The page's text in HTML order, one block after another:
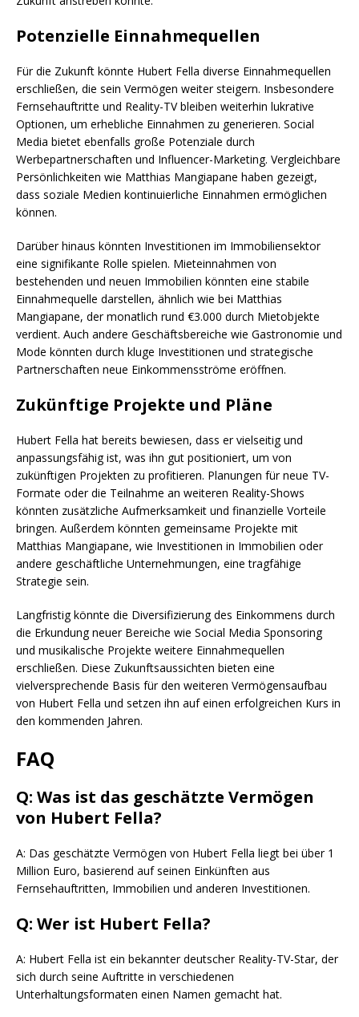
Potenzielle Einnahmequellen
Für die Zukunft könnte Hubert Fella diverse Einnahmequellen
erschließen, die sein Vermögen weiter steigern. Insbesondere
Fernsehauftritte und Reality-TV bleiben weiterhin lukrative
Optionen, um erhebliche Einnahmen zu generieren. Social
Media bietet ebenfalls große Potenziale durch
Werbepartnerschaften und Influencer-Marketing. Vergleichbare
Persönlichkeiten wie Matthias Mangiapane haben gezeigt,
dass soziale Medien kontinuierliche Einnahmen ermöglichen
können.
Darüber hinaus könnten Investitionen im Immobiliensektor
eine signifikante Rolle spielen. Mieteinnahmen von
bestehenden und neuen Immobilien könnten eine stabile
Einnahmequelle darstellen, ähnlich wie bei Matthias
Mangiapane, der monatlich rund €3.000 durch Mietobjekte
verdient. Auch andere Geschäftsbereiche wie Gastronomie und
Mode könnten durch kluge Investitionen und strategische
Partnerschaften neue Einkommensströme eröffnen.
Zukünftige Projekte und Pläne
Hubert Fella hat bereits bewiesen, dass er vielseitig und
anpassungsfähig ist, was ihn gut positioniert, um von
zukünftigen Projekten zu profitieren. Planungen für neue TV-
Formate oder die Teilnahme an weiteren Reality-Shows
könnten zusätzliche Aufmerksamkeit und finanzielle Vorteile
bringen. Außerdem könnten gemeinsame Projekte mit
Matthias Mangiapane, wie Investitionen in Immobilien oder
andere geschäftliche Unternehmungen, eine tragfähige
Strategie sein.
Langfristig könnte die Diversifizierung des Einkommens durch
die Erkundung neuer Bereiche wie Social Media Sponsoring
und musikalische Projekte weitere Einnahmequellen
erschließen. Diese Zukunftsaussichten bieten eine
vielversprechende Basis für den weiteren Vermögensaufbau
von Hubert Fella und setzen ihn auf einen erfolgreichen Kurs in
den kommenden Jahren.
FAQ
Q: Was ist das geschätzte Vermögen
von Hubert Fella?
A: Das geschätzte Vermögen von Hubert Fella liegt bei über 1
Million Euro, basierend auf seinen Einkünften aus
Fernsehauftritten, Immobilien und anderen Investitionen.
Q: Wer ist Hubert Fella?
A: Hubert Fella ist ein bekannter deutscher Reality-TV-Star, der
sich durch seine Auftritte in verschiedenen
Unterhaltungsformaten einen Namen gemacht hat.